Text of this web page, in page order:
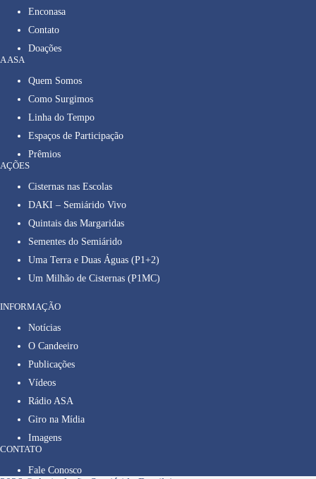
Enconasa
Contato
Doações
A ASA
Quem Somos
Como Surgimos
Linha do Tempo
Espaços de Participação
Prêmios
AÇÕES
Cisternas nas Escolas
DAKI – Semiárido Vivo
Quintais das Margaridas
Sementes do Semiárido
Uma Terra e Duas Águas (P1+2)
Um Milhão de Cisternas (P1MC)
INFORMAÇÃO
Notícias
O Candeeiro
Publicações
Vídeos
Rádio ASA
Giro na Mídia
Imagens
CONTATO
Fale Conosco